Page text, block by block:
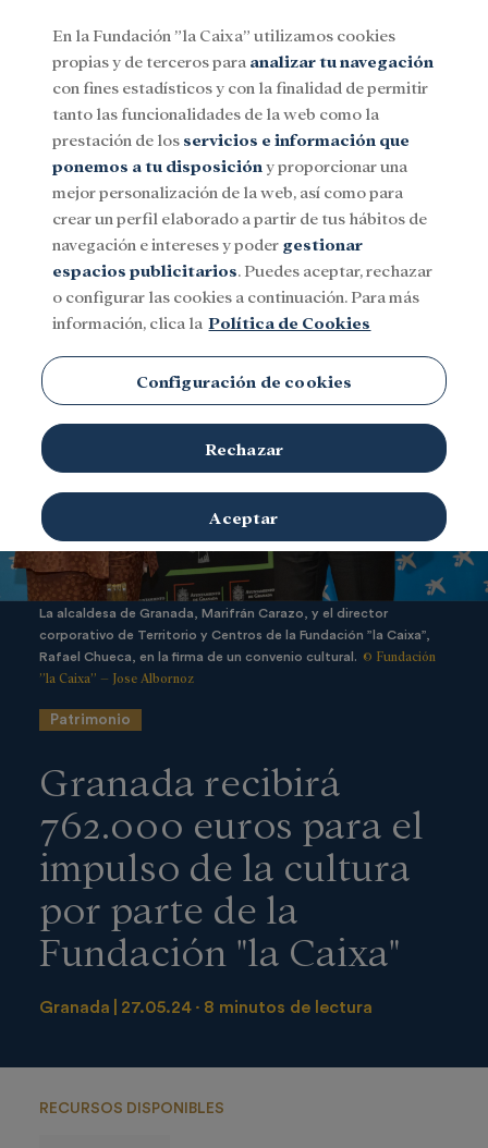
Menu
SocialInvestigación y becasCultura
La alcaldesa de Granada, Marifrán Carazo, y el director
corporativo de Territorio y Centros de la Fundación ”la Caixa”,
Rafael Chueca, en la firma de un convenio cultural. © Fundación
”la Caixa” – Jose Albornoz
Patrimonio
Granada recibirá
762.000 euros para el
impulso de la cultura
por parte de la
Fundación "la Caixa"
Granada 27.05.24 8 minutos de lectura
RECURSOS DISPONIBLES
En la Fundación ”la Caixa” utilizamos cookies
propias y de terceros para analizar tu navegación
con fines estadísticos y con la finalidad de permitir
tanto las funcionalidades de la web como la
prestación de los servicios e información que
ponemos a tu disposición y proporcionar una
mejor personalización de la web, así como para
crear un perfil elaborado a partir de tus hábitos de
navegación e intereses y poder gestionar
espacios publicitarios. Puedes aceptar, rechazar
o configurar las cookies a continuación. Para más
información, clica la Política de Cookies
Configuración de cookies
Rechazar
Aceptar